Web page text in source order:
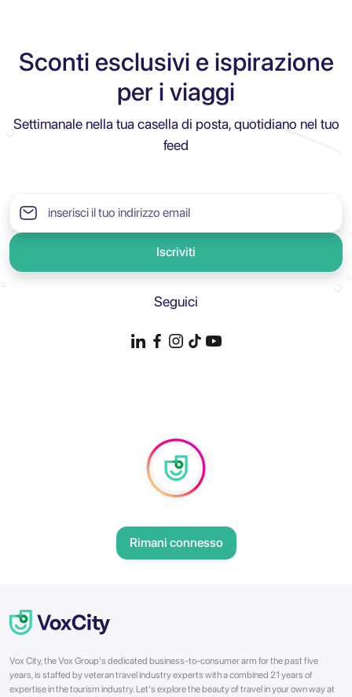
Sconti esclusivi e ispirazione
per i viaggi
Settimanale nella tua casella di posta, quotidiano nel tuo
feed
Iscriviti
Seguici
Rimani connesso
Vox City, the Vox Group's dedicated business-to-consumer arm for the past five
years, is staffed by veteran travel industry experts with a combined 21 years of
expertise in the tourism industry. Let's explore the beauty of travel in your own way at